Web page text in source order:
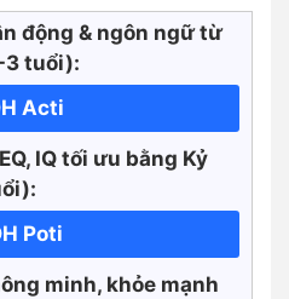
động & ngôn ngữ từ
3 tuổi):
Acti
IQ tối ưu bằng Kỷ
Poti
minh, khỏe mạnh